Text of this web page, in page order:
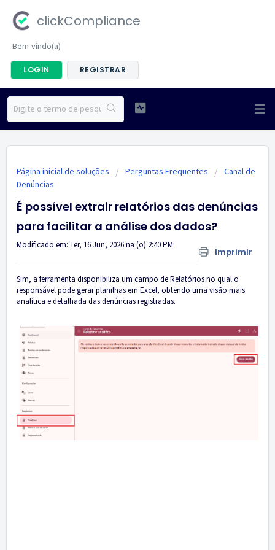
clickCompliance
Bem-vindo(a)
LOGIN REGISTRAR
Página inicial de soluções Perguntas Frequentes
Canal de
Denúncias
É possível extrair relatórios das denúncias
para facilitar a análise dos dados?
Imprimir
Modificado em: Ter, 16 Jun, 2026 na (o) 2:40 PM
Sim, a ferramenta disponibiliza um campo de Relatórios no qual o
responsável pode gerar planilhas em Excel, obtendo uma visão mais
analítica e detalhada das denúncias registradas.